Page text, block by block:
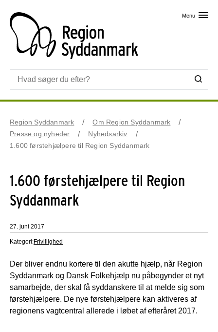
Menu
Region Syddanmark
Om Region Syddanmark
Presse og nyheder
Nyhedsarkiv
1.600 førstehjælpere til Region Syddanmark
1.600 førstehjælpere til Region
Syddanmark
27. juni 2017
Kategori:Frivillighed
Der bliver endnu kortere til den akutte hjælp, når Region
Syddanmark og Dansk Folkehjælp nu påbegynder et nyt
samarbejde, der skal få syddanskere til at melde sig som
førstehjælpere. De nye førstehjælpere kan aktiveres af
regionens vagtcentral allerede i løbet af efteråret 2017.